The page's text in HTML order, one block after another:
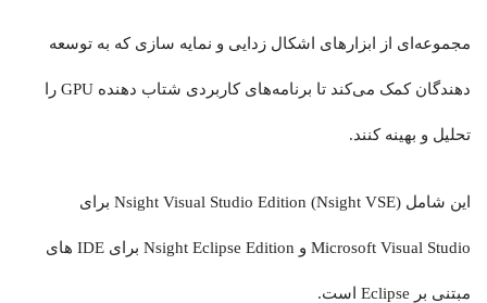
مجموعه‌ای از ابزارهای اشکال زدایی و نمایه سازی که به توسعه
دهندگان کمک می‌کند تا برنامه‌های کاربردی شتاب دهنده GPU را
تحلیل و بهینه کنند.
این شامل Nsight Visual Studio Edition (Nsight VSE) برای
Microsoft Visual Studio و Nsight Eclipse Edition برای IDE های
مبتنی بر Eclipse است.